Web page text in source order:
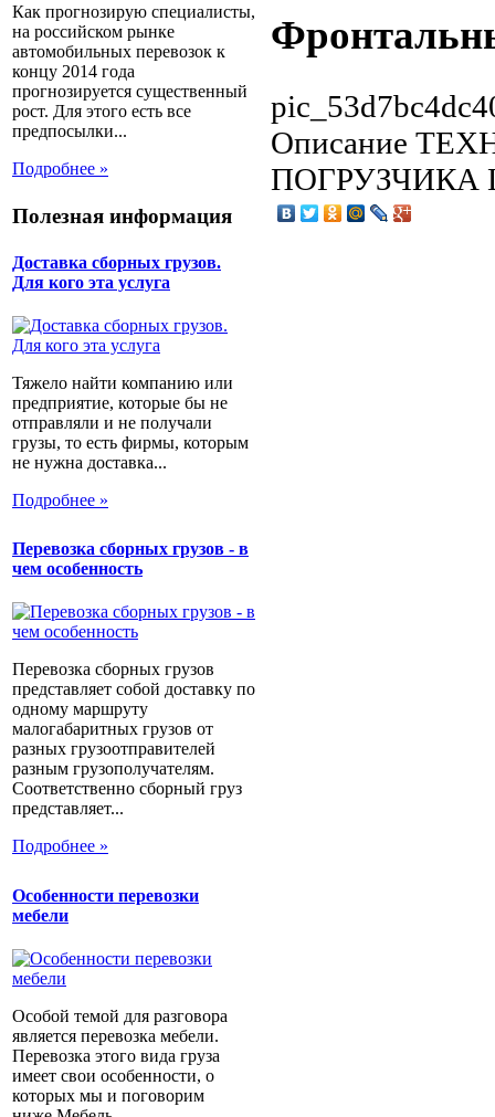
Как прогнозирую специалисты,
на российском рынке
автомобильных перевозок к
концу 2014 года
прогнозируется существенный
рост. Для этого есть все
предпосылки...
Подробнее »
Полезная информация
Доставка сборных грузов.
Для кого эта услуга
Тяжело найти компанию или
предприятие, которые бы не
отправляли и не получали
грузы, то есть фирмы, которым
не нужна доставка...
Подробнее »
Перевозка сборных грузов - в
чем особенность
Перевозка сборных грузов
представляет собой доставку по
одному маршруту
малогабаритных грузов от
разных грузоотправителей
разным грузополучателям.
Соответственно сборный груз
представляет...
Подробнее »
Особенности перевозки
мебели
Особой темой для разговора
является перевозка мебели.
Перевозка этого вида груза
имеет свои особенности, о
которых мы и поговорим
Описание
ПОГРУЗЧИКА